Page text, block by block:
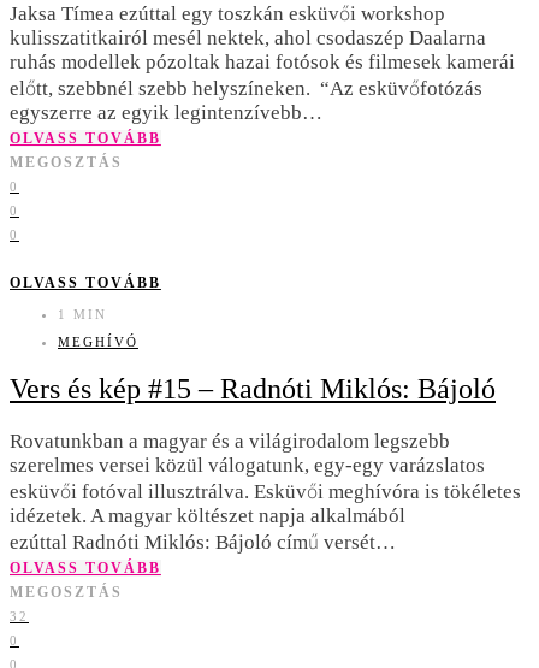
Jaksa Tímea ezúttal egy toszkán esküvői workshop
kulisszatitkairól mesél nektek, ahol csodaszép Daalarna
ruhás modellek pózoltak hazai fotósok és filmesek kamerái
előtt, szebbnél szebb helyszíneken. “Az esküvőfotózás
egyszerre az egyik legintenzívebb…
OLVASS TOVÁBB
MEGOSZTÁS
0
0
0
OLVASS TOVÁBB
1 MIN
MEGHÍVÓ
Vers és kép #15 – Radnóti Miklós: Bájoló
Rovatunkban a magyar és a világirodalom legszebb
szerelmes versei közül válogatunk, egy-egy varázslatos
esküvői fotóval illusztrálva. Esküvői meghívóra is tökéletes
idézetek. A magyar költészet napja alkalmából
ezúttal Radnóti Miklós: Bájoló című versét…
OLVASS TOVÁBB
MEGOSZTÁS
32
0
0